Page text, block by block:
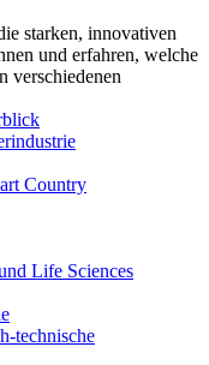
starken, innovativen
und erfahren, welche
verschiedenen
Country
Life Sciences
technische